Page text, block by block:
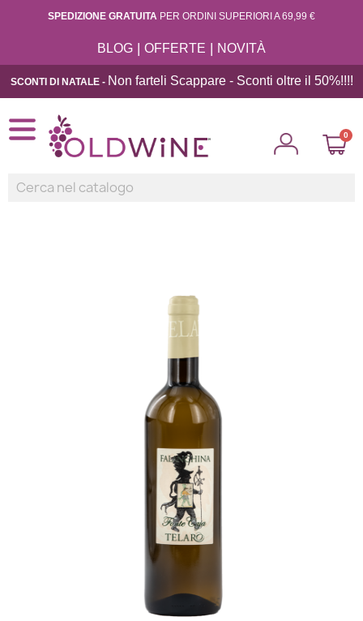
SPEDIZIONE GRATUITA PER ORDINI SUPERIORI A 69,99 €
BLOG | OFFERTE | NOVITÀ
SCONTI DI NATALE - Non farteli Scappare - Sconti oltre il 50%!!!!